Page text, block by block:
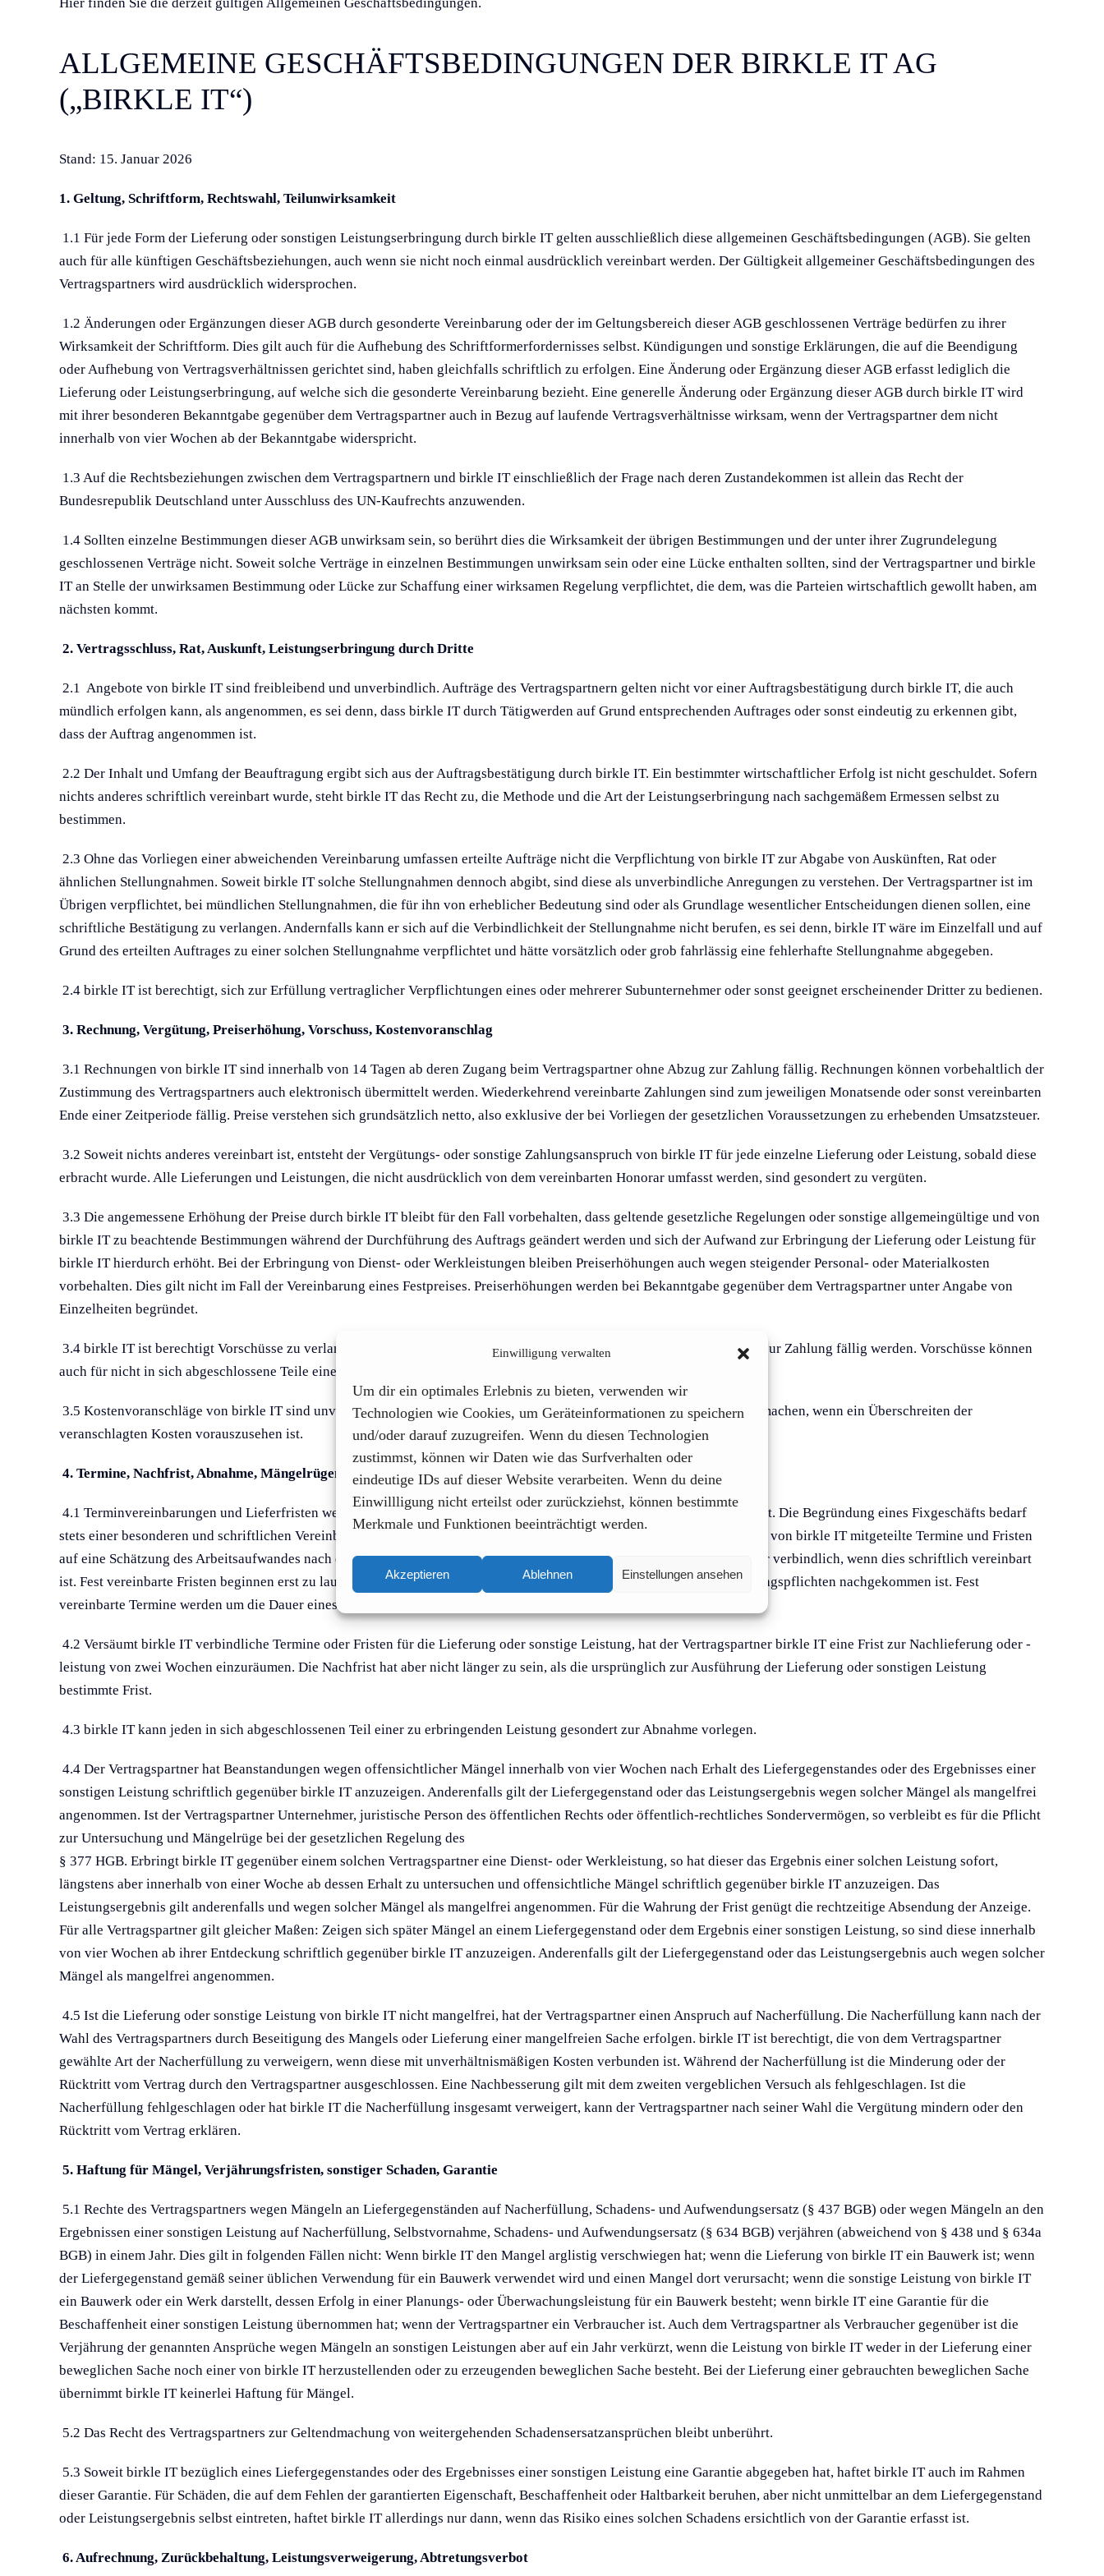
Einwilligung verwalten
Um dir ein optimales Erlebnis zu bieten, verwenden wir
Technologien wie Cookies, um Geräteinformationen zu speichern
und/oder darauf zuzugreifen. Wenn du diesen Technologien
zustimmst, können wir Daten wie das Surfverhalten oder
eindeutige IDs auf dieser Website verarbeiten. Wenn du deine
Einwillligung nicht erteilst oder zurückziehst, können bestimmte
Merkmale und Funktionen beeinträchtigt werden.
Akzeptieren Ablehnen Einstellungen ansehen
ALLGEMEINE GESCHÄFTSBEDINGUNGEN DER BIRKLE IT AG
(„BIRKLE IT“)
Stand: 15. Januar 2026
1. Geltung, Schriftform, Rechtswahl, Teilunwirksamkeit
1.1 Für jede Form der Lieferung oder sonstigen Leistungserbringung durch birkle IT gelten ausschließlich diese allgemei­nen Geschäftsbedingungen (AGB). Sie gelten
auch für alle künftigen Geschäftsbeziehungen, auch wenn sie nicht noch einmal ausdrücklich vereinbart werden. Der Gültigkeit allgemeiner Geschäftsbedingungen des
Vertragspartners wird ausdrücklich widersprochen.
1.2 Änderungen oder Ergänzungen dieser AGB durch gesonderte Vereinbarung oder der im Geltungsbereich dieser AGB geschlossenen Verträge bedürfen zu ihrer
Wirksamkeit der Schriftform. Dies gilt auch für die Aufhebung des Schriftformerfordernisses selbst. Kündigungen und sonstige Erklärungen, die auf die Beendigung
oder Aufhebung von Vertragsverhältnissen gerichtet sind, haben gleichfalls schriftlich zu erfolgen. Eine Änderung oder Ergänzung dieser AGB erfasst lediglich die
Lieferung oder Leistungserbringung, auf welche sich die gesonderte Vereinbarung bezieht. Eine generelle Änderung oder Ergänzung dieser AGB durch birkle IT wird
mit ihrer besonderen Bekanntgabe gegenüber dem Vertragspartner auch in Bezug auf laufende Vertragsverhältnisse wirksam, wenn der Vertragspartner dem nicht
innerhalb von vier Wochen ab der Bekanntgabe widerspricht.
1.3 Auf die Rechtsbeziehungen zwischen dem Vertragspartnern und birkle IT einschließlich der Frage nach deren Zustandekommen ist allein das Recht der
Bundesrepublik Deutschland unter Ausschluss des UN-Kaufrechts anzuwenden.
1.4 Sollten einzelne Bestimmungen dieser AGB unwirksam sein, so berührt dies die Wirksamkeit der übrigen Bestimmungen und der unter ihrer Zugrundelegung
geschlossenen Verträge nicht. Soweit solche Verträge in einzelnen Bestimmungen unwirksam sein oder eine Lücke enthalten sollten, sind der Vertragspartner und birkle
IT an Stelle der unwirksamen Bestimmung oder Lücke zur Schaffung einer wirksamen Regelung verpflichtet, die dem, was die Parteien wirtschaftlich gewollt haben, am
nächsten kommt.
2. Vertragsschluss, Rat, Auskunft, Leistungserbringung durch Dritte
2.1 Angebote von birkle IT sind freibleibend und unverbindlich. Aufträge des Vertragspartnern gelten nicht vor einer Auftragsbestätigung durch birkle IT, die auch
mündlich erfolgen kann, als angenommen, es sei denn, dass birkle IT durch Tätigwerden auf Grund entsprechenden Auftrages oder sonst eindeutig zu erkennen gibt,
dass der Auftrag angenommen ist.
2.2 Der Inhalt und Umfang der Beauftragung ergibt sich aus der Auftragsbestätigung durch birkle IT. Ein bestimmter wirtschaftlicher Erfolg ist nicht geschuldet. Sofern
nichts anderes schriftlich vereinbart wurde, steht birkle IT das Recht zu, die Methode und die Art der Leistungserbringung nach sachgemäßem Ermessen selbst zu
bestimmen.
2.3 Ohne das Vorliegen einer abweichenden Vereinbarung umfassen erteilte Aufträge nicht die Verpflichtung von birkle IT zur Abgabe von Auskünften, Rat oder
ähnlichen Stellungnahmen. Soweit birkle IT solche Stellungnahmen dennoch abgibt, sind diese als unverbindliche Anregungen zu verstehen. Der Vertragspartner ist im
Übrigen verpflichtet, bei mündlichen Stellungnahmen, die für ihn von erhebli­cher Bedeu­tung sind oder als Grundlage wesentlicher Entscheidungen dienen sollen, eine
schriftliche Bestätigung zu verlangen. Andernfalls kann er sich auf die Verbindlichkeit der Stellungnahme nicht berufen, es sei denn, birkle IT wäre im Einzelfall und auf
Grund des erteilten Auftrages zu einer solchen Stellungnahme verpflichtet und hätte vorsätzlich oder grob fahrlässig eine fehlerhafte Stellungnahme abgegeben.
2.4 birkle IT ist berechtigt, sich zur Erfüllung vertraglicher Verpflichtungen eines oder mehrerer Subunternehmer oder sonst geeignet erscheinender Dritter zu bedienen.
3. Rechnung, Vergütung, Preiserhöhung, Vorschuss, Kostenvoranschlag
3.1 Rechnungen von birkle IT sind innerhalb von 14 Tagen ab deren Zugang beim Vertragspartner ohne Abzug zur Zahlung fällig. Rechnungen können vorbehaltlich der
Zustimmung des Vertragspartners auch elektronisch übermittelt werden. Wiederkehrend vereinbarte Zahlungen sind zum jeweiligen Monatsende oder sonst vereinbarten
Ende einer Zeitperiode fällig. Preise verstehen sich grundsätzlich netto, also exklusive der bei Vorliegen der gesetzlichen Voraussetzungen zu erhebenden Umsatzsteuer.
3.2 Soweit nichts anderes vereinbart ist, entsteht der Vergütungs- oder sonstige Zahlungsanspruch von birkle IT für jede einzelne Lieferung oder Leistung, sobald diese
erbracht wurde. Alle Lieferungen und Leistungen, die nicht ausdrücklich von dem vereinbarten Honorar umfasst werden, sind gesondert zu vergüten.
3.3 Die angemessene Erhöhung der Preise durch birkle IT bleibt für den Fall vorbehalten, dass geltende gesetzliche Regelungen oder sonstige allgemeingültige und von
birkle IT zu beachtende Bestimmungen während der Durchführung des Auftrags geändert werden und sich der Aufwand zur Erbringung der Lieferung oder Leistung für
birkle IT hierdurch erhöht. Bei der Erbringung von Dienst- oder Werkleistungen bleiben Preiserhöhungen auch wegen steigender Personal- oder Materialkosten
vorbehalten. Dies gilt nicht im Fall der Vereinbarung eines Festpreises. Preiserhöhungen werden bei Bekanntgabe gegenüber dem Vertragspartner unter Angabe von
Einzelheiten begründet.
3.4 birkle IT ist berechtigt Vorschüsse zu verlangen, die innerhalb von 7 Werktagen ab der Bekanntgabe des Verlangens zur Zahlung fällig werden. Vorschüsse können
auch für nicht in sich abgeschlossene Teile einer Lieferung oder Leistung verlangt werden.
3.5 Kostenvoranschläge von birkle IT sind unverbindlich. birkle IT wird dem Vertragspartnern unverzüglich Mitteilung machen, wenn ein Überschreiten der
veranschlagten Kosten vorauszusehen ist.
4. Termine, Nachfrist, Abnahme, Mängelrügen, Nacherfüllung
4.1 Terminvereinbarungen und Lieferfristen werden von birkle IT mit der Sorgfalt eines ordentlichen Kaufmanns beachtet. Die Begründung eines Fixgeschäfts bedarf
stets einer besonderen und schriftlichen Vereinbarung. Bei der Erbringung von Dienst- oder Werkleistungen gründen sich von birkle IT mitgeteilte Termine und Fristen
auf eine Schätzung des Arbeitsaufwandes nach den Angaben des Vertragspartners. Termine und Fristen sind insgesamt nur verbindlich, wenn dies schriftlich ver­einbart
ist. Fest vereinbarte Fristen beginnen erst zu laufen, wenn der Vertragspartner seinen im Einzelfall bestehenden Mitwirkungspflichten nachgekommen ist. Fest
vereinbarte Termine werden um die Dauer eines entsprechenden Versäumnisses des Vertragspartnern hinausgeschoben.
4.2 Versäumt birkle IT verbindliche Termine oder Fristen für die Lieferung oder sonstige Leistung, hat der Vertragspartner birkle IT eine Frist zur Nachlieferung oder -
leistung von zwei Wochen einzuräumen. Die Nachfrist hat aber nicht länger zu sein, als die ursprünglich zur Ausführung der Lieferung oder sonstigen Leistung
bestimmte Frist.
4.3 birkle IT kann jeden in sich abgeschlossenen Teil einer zu erbringenden Leistung gesondert zur Abnahme vorlegen.
4.4 Der Vertragspartner hat Beanstandungen wegen offensichtlicher Mängel innerhalb von vier Wochen nach Erhalt des Liefergegenstandes oder des Ergebnisses einer
sonstigen Leistung schriftlich gegenüber birkle IT anzuzeigen. Anderenfalls gilt der Liefergegenstand oder das Leistungsergebnis wegen solcher Mängel als mangelfrei
angenommen. Ist der Vertragspartner Unternehmer, juristische Person des öffentlichen Rechts oder öffentlich-rechtliches Sondervermögen, so verbleibt es für die Pflicht
zur Untersuchung und Mängelrüge bei der gesetzlichen Regelung des
§ 377 HGB. Erbringt birkle IT gegenüber einem solchen Vertragspartner eine Dienst- oder Werkleistung, so hat dieser das Ergebnis einer solchen Leistung sofort,
längstens aber innerhalb von einer Woche ab dessen Erhalt zu untersuchen und offensichtliche Mängel schriftlich gegenüber birkle IT anzuzeigen. Das
Leistungsergebnis gilt anderenfalls und wegen solcher Mängel als mangelfrei angenommen. Für die Wahrung der Frist genügt die rechtzeitige Absendung der Anzeige.
Für alle Vertragspartner gilt gleicher Maßen: Zeigen sich später Mängel an einem Liefergegenstand oder dem Ergebnis einer sonstigen Leistung, so sind diese innerhalb
von vier Wochen ab ihrer Entdeckung schriftlich gegenüber birkle IT anzuzeigen. Anderenfalls gilt der Liefergegenstand oder das Leistungsergebnis auch wegen solcher
Mängel als mangelfrei angenommen.
4.5 Ist die Lieferung oder sonstige Leistung von birkle IT nicht mangelfrei, hat der Vertragspartner einen Anspruch auf Nacherfüllung. Die Nacherfüllung kann nach der
Wahl des Vertragspartners durch Beseitigung des Mangels oder Lieferung einer mangelfreien Sache erfolgen. birkle IT ist berechtigt, die von dem Vertragspartner
gewählte Art der Nacherfüllung zu verweigern, wenn diese mit unverhältnismäßigen Kosten verbunden ist. Während der Nacherfüllung ist die Minderung oder der
Rücktritt vom Vertrag durch den Vertragspartner ausgeschlossen. Eine Nachbesserung gilt mit dem zweiten vergeblichen Versuch als fehlgeschlagen. Ist die
Nacherfüllung fehlgeschlagen oder hat birkle IT die Nacherfüllung insgesamt verweigert, kann der Vertragspartner nach seiner Wahl die Vergütung mindern oder den
Rücktritt vom Vertrag erklären.
5. Haftung für Mängel, Verjährungsfristen, sonstiger Schaden, Garantie
5.1 Rechte des Vertragspartners wegen Mängeln an Liefergegenständen auf Nacherfüllung, Schadens- und Aufwendungsersatz (§ 437 BGB) oder wegen Mängeln an den
Ergebnissen einer sonstigen Leistung auf Nacherfüllung, Selbstvornahme, Schadens- und Aufwendungsersatz (§ 634 BGB) verjähren (abweichend von § 438 und § 634a
BGB) in einem Jahr. Dies gilt in folgenden Fällen nicht: Wenn birkle IT den Mangel arglistig verschwiegen hat; wenn die Lieferung von birkle IT ein Bauwerk ist; wenn
der Liefergegenstand gemäß seiner üblichen Verwendung für ein Bauwerk verwendet wird und einen Mangel dort verursacht; wenn die sonstige Leistung von birkle IT
ein Bauwerk oder ein Werk darstellt, dessen Erfolg in einer Planungs- oder Überwachungsleistung für ein Bauwerk besteht; wenn birkle IT eine Garantie für die
Beschaffenheit einer sonstigen Leistung übernommen hat; wenn der Vertragspartner ein Verbraucher ist. Auch dem Vertragspartner als Verbraucher gegenüber ist die
Verjährung der genannten Ansprüche wegen Mängeln an sonstigen Leistungen aber auf ein Jahr verkürzt, wenn die Leistung von birkle IT weder in der Lieferung einer
beweglichen Sache noch einer von birkle IT herzustellenden oder zu erzeugenden beweglichen Sache besteht. Bei der Lieferung einer gebrauchten beweglichen Sache
übernimmt birkle IT keinerlei Haftung für Mängel.
5.2 Das Recht des Vertragspartners zur Geltendmachung von weitergehenden Schadensersatzansprüchen bleibt unberührt.
5.3 Soweit birkle IT bezüglich eines Liefergegenstandes oder des Ergebnisses einer sonstigen Leistung eine Garantie abgegeben hat, haftet birkle IT auch im Rahmen
dieser Garantie. Für Schäden, die auf dem Fehlen der garantierten Eigenschaft, Beschaffenheit oder Haltbarkeit beruhen, aber nicht unmittelbar an dem Liefergegenstand
oder Leistungsergebnis selbst eintreten, haftet birkle IT allerdings nur dann, wenn das Risiko eines solchen Schadens ersichtlich von der Garantie erfasst ist.
6. Aufrechnung, Zurückbehaltung, Leistungsverweigerung, Abtretungsverbot